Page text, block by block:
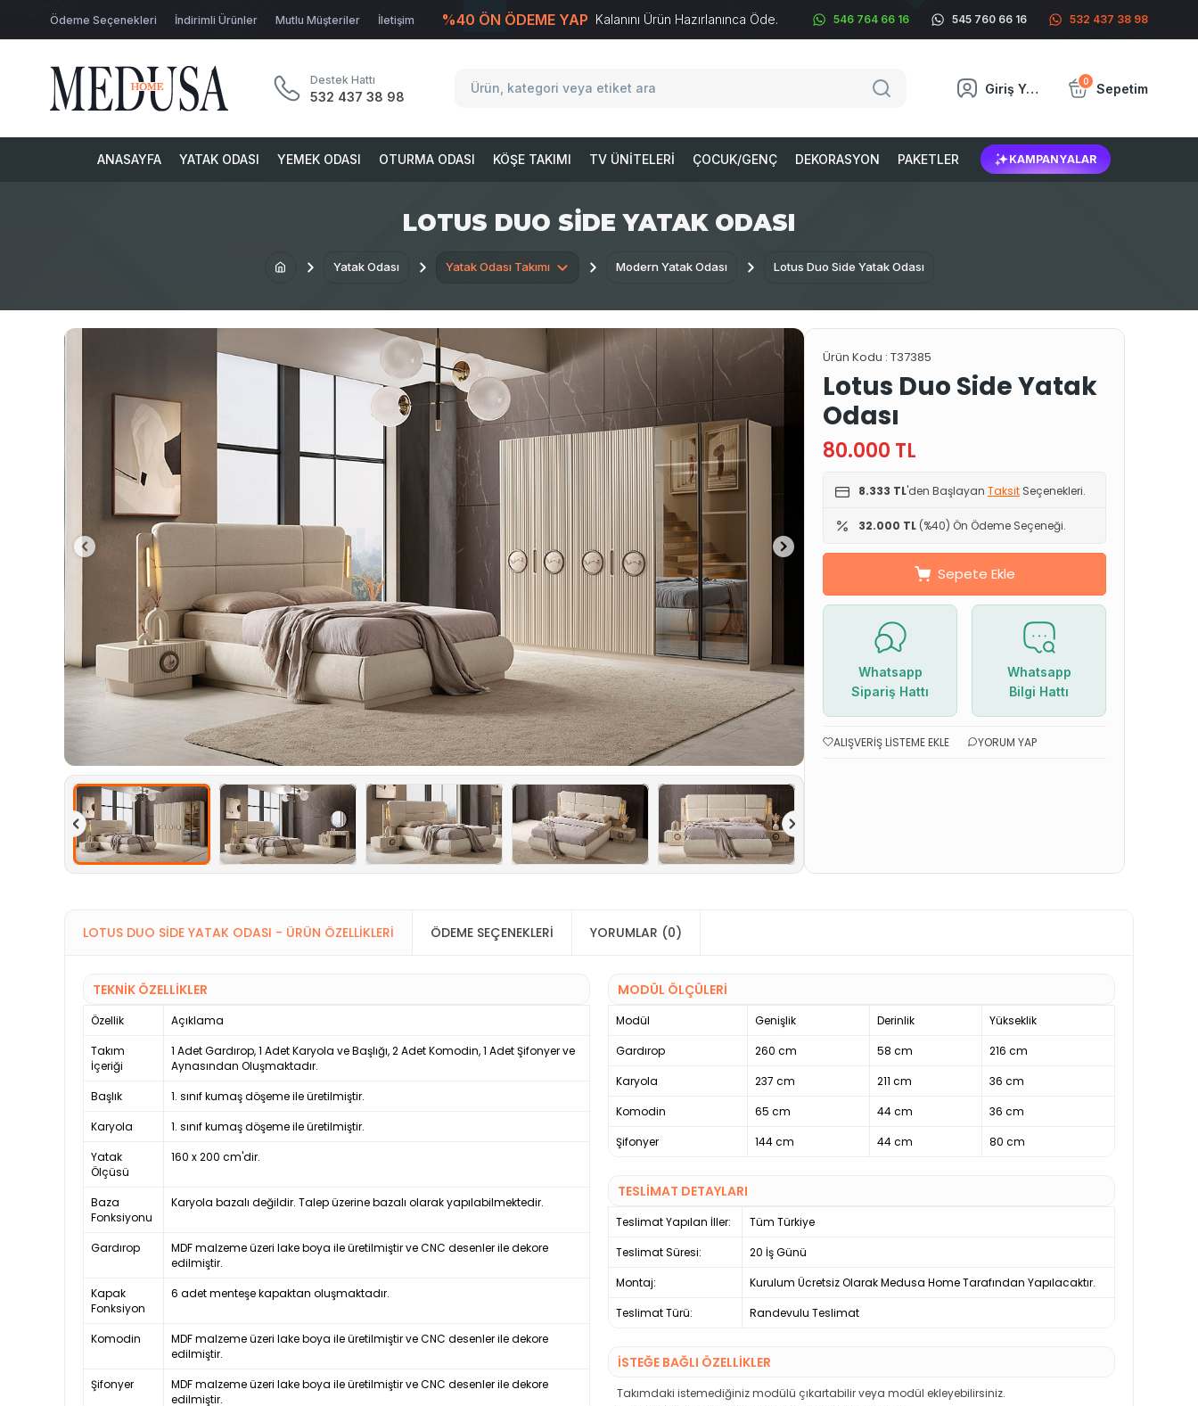
Ödeme Seçenekleri İndirimli Ürünler Mutlu Müşteriler İletişim %40 ÖN ÖDEME YAP Kalanını Ürün Hazırlanınca Öde. 546 764 66 16 545 760 66 16 532 437 38 98
Destek Hattı
532 437 38 98
Giriş Yap 0 Sepetim
ANASAYFA YATAK ODASI YEMEK ODASI OTURMA ODASI KÖŞE TAKIMI TV ÜNITELERI ÇOCUK/GENÇ DEKORASYON PAKETLER KAMPANYALAR
LOTUS DUO SIDE YATAK ODASI
Yatak Odası Yatak Odası Takımı Modern Yatak Odası Lotus Duo Side Yatak Odası
Ürün Kodu : T37385
Lotus Duo Side Yatak
Odası
80.000 TL
8.333 TL'den Başlayan Taksit Seçenekleri.
32.000 TL (%40) Ön Ödeme Seçeneği.
Sepete Ekle
Whatsapp
Sipariş Hattı
Whatsapp
Bilgi Hattı
ALIŞVERIŞ LISTEME EKLE YORUM YAP
LOTUS DUO SIDE YATAK ODASI - ÜRÜN ÖZELLIKLERI ÖDEME SEÇENEKLERI YORUMLAR (0)
TEKNİK ÖZELLİKLER
Özellik
Açıklama
Takım
İçeriği
1 Adet Gardırop, 1 Adet Karyola ve Başlığı, 2 Adet Komodin, 1 Adet Şifonyer ve
Aynasından Oluşmaktadır.
Başlık
1. sınıf kumaş döşeme ile üretilmiştir.
Karyola
1. sınıf kumaş döşeme ile üretilmiştir.
Yatak
Ölçüsü
160 x 200 cm'dir.
Baza
Fonksiyonu
Karyola bazalı değildir. Talep üzerine bazalı olarak yapılabilmektedir.
Gardırop
MDF malzeme üzeri lake boya ile üretilmiştir ve CNC desenler ile dekore
edilmiştir.
Kapak
Fonksiyon
6 adet menteşe kapaktan oluşmaktadır.
Komodin
MDF malzeme üzeri lake boya ile üretilmiştir ve CNC desenler ile dekore
edilmiştir.
Şifonyer
MDF malzeme üzeri lake boya ile üretilmiştir ve CNC desenler ile dekore
edilmiştir.
MODÜL ÖLÇÜLERİ
Modül Genişlik Derinlik
Yükseklik
Gardırop
260 cm 58 cm
216 cm
Karyola
237 cm 211 cm
36 cm
Komodin
65 cm 44 cm
36 cm
Şifonyer
144 cm 44 cm 80 cm
TESLİMAT DETAYLARI
Teslimat Yapılan İller:
Tüm Türkiye
Teslimat Süresi:
20 İş Günü
Montaj:
Kurulum Ücretsiz Olarak Medusa Home Tarafından Yapılacaktır.
Teslimat Türü:
Randevulu Teslimat
İSTEĞE BAĞLI ÖZELLİKLER
Takımdaki istemediğiniz modülü çıkartabilir veya modül ekleyebilirsiniz.
T-Soft E-TicaretSistemleriyle Hazırlanmıştır.